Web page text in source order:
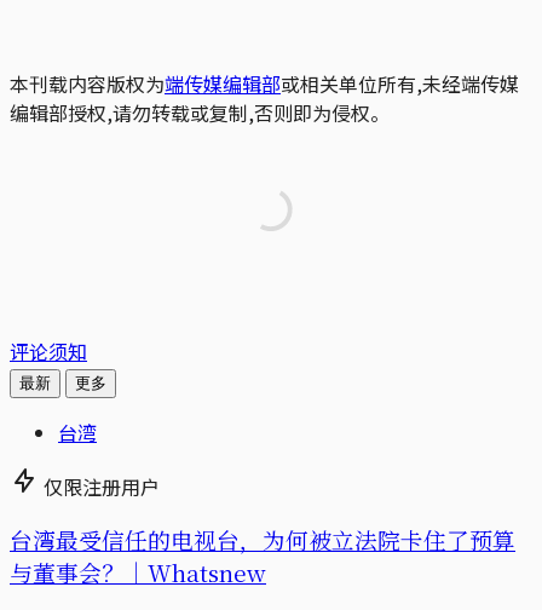
本刊载内容版权为端传媒编辑部或相关单位所有,未经端传媒
编辑部授权,请勿转载或复制,否则即为侵权。
评论须知
最新 更多
台湾
仅限注册用户
台湾最受信任的电视台，为何被立法院卡住了预算
与董事会？｜Whatsnew